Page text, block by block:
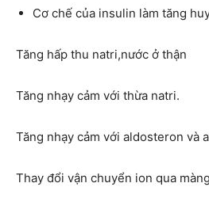
Cơ chế của insulin làm tăng
Tăng hấp thu natri,nước ở thận
Tăng nhạy cảm với thừa natri.
Tăng nhạy cảm với aldosteron và
Thay đổi vận chuyển ion qua